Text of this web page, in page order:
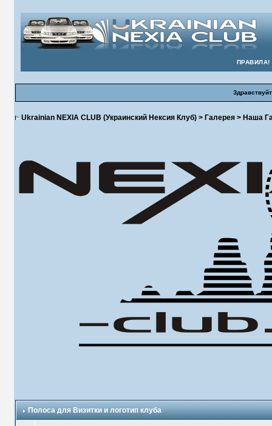
ПРАВИЛА!
Ukrainian NEXIA CLUB (Украинский Нексия Клуб)> Галерея> Наша
Полоса для Визитки и логотип клуба